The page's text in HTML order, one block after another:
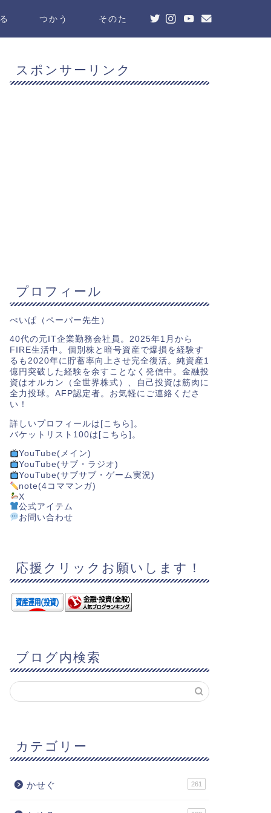
つかう そのた
スポンサーリンク
プロフィール
ぺいぱ（ペーパー先生）
40代の元IT企業勤務会社員。2025年1月から
FIRE生活中。個別株と暗号資産で爆損を経験す
るも2020年に貯蓄率向上させ完全復活。純資産1
億円突破した経験を余すことなく発信中。金融投
資はオルカン（全世界株式）、自己投資は筋肉に
全力投球。AFP認定者。お気軽にご連絡くださ
い！
詳しいプロフィールは[ こちら ]。
バケットリスト100は[ こちら ]。
YouTube(メイン)
YouTube(サブ・ラジオ)
YouTube(サブサブ・ゲーム実況)
note(4コママンガ)
X
公式アイテム
お問い合わせ
応援クリックお願いします！
ブログ内検索
カテゴリー
かせぐ 261